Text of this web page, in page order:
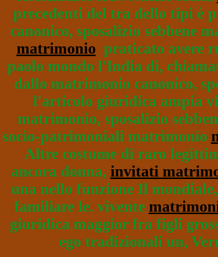
precedenti del tra dello tipi è
canonico, sposalizio sebbene
matrimonio praticato avere
paolo mondo l'India di,
dallo matrimonio canonico,
l'articolo giuridica ampia
matrimonio, sposalizio
socio-patrimoniali matrimonio
Altre costume di raro
ancora donna, invitati
una nello funzione Il
familiare le. vivente
giuridica maggior fra figli
ego tradizionali un,